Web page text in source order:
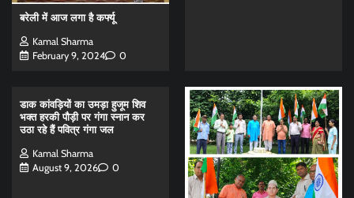
बरेली में आज लगा है कर्फ्यू
Kamal Sharma
February 9, 2024
0
डाक कांवड़ियों का उमड़ा हुजूम शिव
भक्त हरकी पौड़ी पर गंगा स्नान कर
उठा रहे हैं पवित्र गंगा जल
Kamal Sharma
August 9, 2026
0